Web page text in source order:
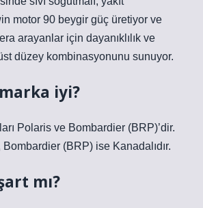
motor 90 beygir güç üretiyor ve
arayanlar için dayanıklılık ve
düzey kombinasyonunu sunuyor.
iyi?
Polaris ve Bombardier (BRP)’dir.
Bombardier (BRP) ise Kanadalıdır.
mı?